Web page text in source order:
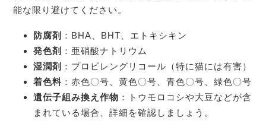
能な限り避けてください。
防腐剤 ：BHA、BHT、エトキシキン
発色剤 ：亜硝酸ナトリウム
湿潤剤 ：プロピレングリコール（特に猫には有害）
着色料 ：赤色〇号、黄色〇号、青色〇号、緑色〇号
遺伝子組み換え作物 ：トウモロコシや大豆などが含
まれている場合、詳細を確認しましょう。